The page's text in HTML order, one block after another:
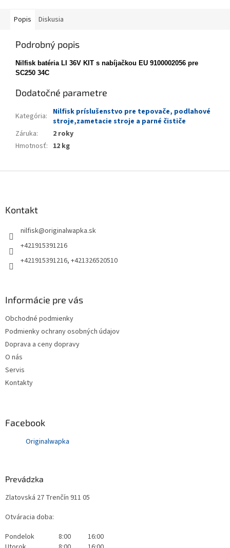
Popis Diskusia
Podrobný popis
Nilfisk batéria LI 36V KIT s nabíjačkou EU 9100002056 pre
SC250 34C
Dodatočné parametre
Kategória:
Nilfisk príslušenstvo pre tepovače, podlahové
stroje,zametacie stroje a parné čističe
Záruka:
2 roky
Hmotnosť: 12 kg
Kontakt
nilfisk@originalwapka.sk
+421915391216
+421915391216, +421326520510
Informácie pre vás
Obchodné podmienky
Podmienky ochrany osobných údajov
Doprava a ceny dopravy
O nás
Servis
Kontakty
Facebook
Originalwapka
Prevádzka
Zlatovská 27 Trenčín 911 05
Otváracia doba:
Pondelok
8:00
16:00